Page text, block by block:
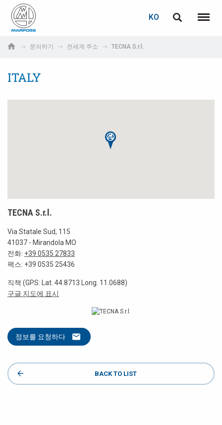
S.p.A.
KO
메뉴
문의하기 전세계 주소 TECNA S.r.l.
ITALY
TECNA S.r.l.
Via Statale Sud, 115
41037 - Mirandola MO
전화: +39 0535 27833
팩스: +39 0535 25436
직책 (GPS: Lat. 44.8713 Long. 11.0688)
구글 지도에 표시
정보를 요청하다
BACK TO LIST
Deutsch
日本語 (Japanese)
로그인
아직 등록하지 않으셨다면, 지금 무료로 등록하실 수 있습니다!